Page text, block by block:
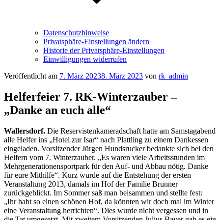
Datenschutzhinweise
Privatsphäre-Einstellungen ändern
Historie der Privatsphäre-Einstellungen
Einwilligungen widerrufen
Veröffentlicht am 7. März 20238. März 2023 von rk_admin
Helferfeier 7. RK-Winterzauber –
„Danke an euch alle“
Wallersdorf. Die Reservistenkameradschaft hatte am Samstagabend
alle Helfer ins „Hotel zur Isar“ nach Plattling zu einem Dankessen
eingeladen. Vorsitzender Jürgen Hundsrucker bedankte sich bei den
Helfern vom 7. Winterzauber. „Es waren viele Arbeitsstunden im
Mehrgenerationensportpark für den Auf- und Abbau nötig. Danke
für eure Mithilfe“. Kurz wurde auf die Entstehung der ersten
Veranstaltung 2013, damals im Hof der Familie Brunner
zurückgeblickt. Im Sommer saß man beisammen und stellte fest:
„Ihr habt so einen schönen Hof, da könnten wir doch mal im Winter
eine Veranstaltung herrichten“. Dies wurde nicht vergessen und in